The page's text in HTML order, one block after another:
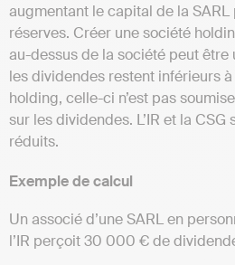
augmentant le capital de la
réserves. Créer une société
au-dessus de la société peut être
les dividendes restent inférieurs
holding, celle-ci n’est pas
sur les dividendes. L’IR et la
réduits.
Exemple de calcul
Un associé d’une SARL en
l’IR perçoit 30 000 € de